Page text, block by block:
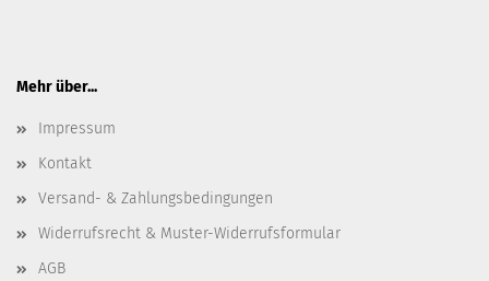
Mehr über...
Impressum
Kontakt
Versand- & Zahlungsbedingungen
Widerrufsrecht & Muster-Widerrufsformular
AGB